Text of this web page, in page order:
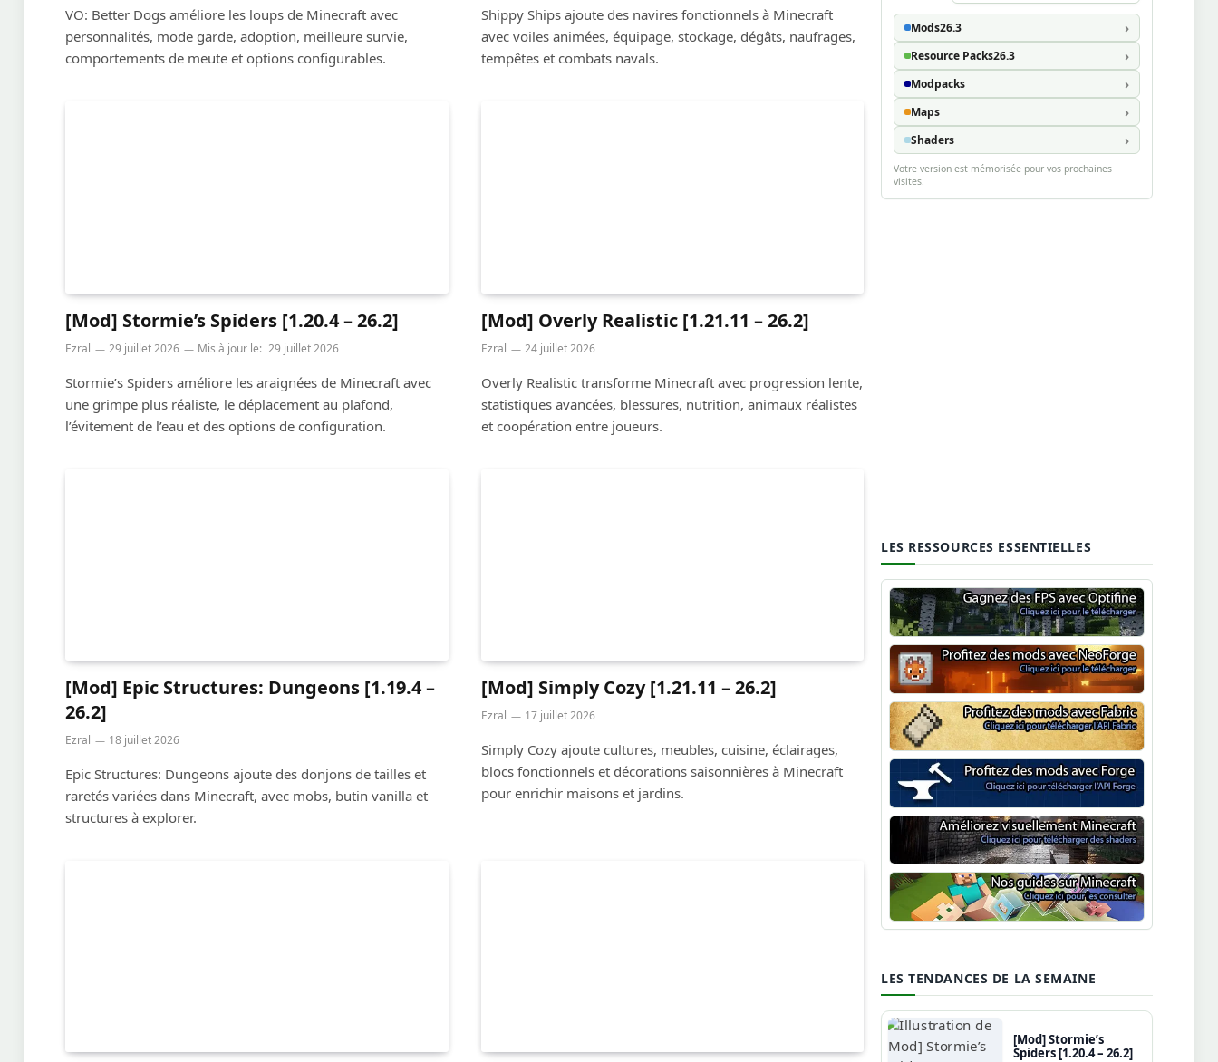
VO: Better Dogs améliore les loups de Minecraft avec
personnalités, mode garde, adoption, meilleure survie,
comportements de meute et options configurables.
Shippy Ships ajoute des navires fonctionnels à Minecraft
avec voiles animées, équipage, stockage, dégâts, naufrages,
tempêtes et combats navals.
[Mod] Stormie’s Spiders [1.20.4 – 26.2]
Ezral 29 juillet 2026 Mis à jour le: 29 juillet 2026
Stormie’s Spiders améliore les araignées de Minecraft avec
une grimpe plus réaliste, le déplacement au plafond,
l’évitement de l’eau et des options de configuration.
[Mod] Overly Realistic [1.21.11 – 26.2]
Ezral 24 juillet 2026
Overly Realistic transforme Minecraft avec progression lente,
statistiques avancées, blessures, nutrition, animaux réalistes
et coopération entre joueurs.
[Mod] Epic Structures: Dungeons [1.19.4 –
26.2]
Ezral 18 juillet 2026
Epic Structures: Dungeons ajoute des donjons de tailles et
raretés variées dans Minecraft, avec mobs, butin vanilla et
structures à explorer.
[Mod] Simply Cozy [1.21.11 – 26.2]
Ezral 17 juillet 2026
Simply Cozy ajoute cultures, meubles, cuisine, éclairages,
blocs fonctionnels et décorations saisonnières à Minecraft
pour enrichir maisons et jardins.
Mods26.3
Resource Packs26.3
Modpacks
Maps
Shaders
Votre version est mémorisée pour vos prochaines
visites.
LES RESSOURCES ESSENTIELLES
Optifine
NeoForge
Minecraft Fabric
Minecraft Forge
Shaders Minecraft
Guide Minecraft
LES TENDANCES DE LA SEMAINE
[Mod] Stormie’s
Spiders [1.20.4 – 26.2]